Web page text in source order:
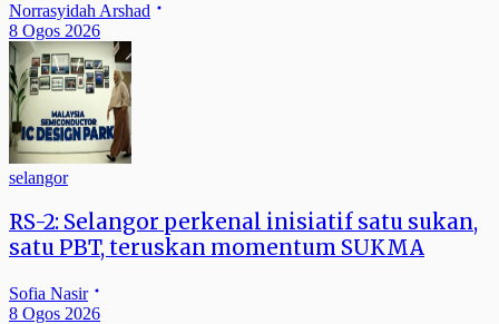
Norrasyidah Arshad
8 Ogos 2026
selangor
RS-2: Selangor perkenal inisiatif satu sukan,
satu PBT, teruskan momentum SUKMA
Sofia Nasir
8 Ogos 2026